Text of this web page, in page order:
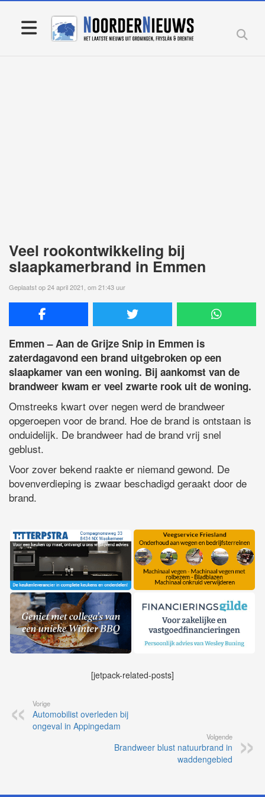
Veel rookontwikkeling bij
slaapkamerbrand in Emmen
Geplaatst op 24 april 2021, om 21:43 uur
Emmen – Aan de Grijze Snip in Emmen is
zaterdagavond een brand uitgebroken op een
slaapkamer van een woning. Bij aankomst van de
brandweer kwam er veel zwarte rook uit de woning.
Omstreeks kwart over negen werd de brandweer
opgeroepen voor de brand. Hoe de brand is ontstaan is
onduidelijk. De brandweer had de brand vrij snel
geblust.
Voor zover bekend raakte er niemand gewond. De
bovenverdieping is zwaar beschadigd geraakt door de
brand.
[jetpack-related-posts]
Vorige
Automobilist overleden bij
ongeval in Appingedam
Volgende
Brandweer blust natuurbrand in
waddengebied